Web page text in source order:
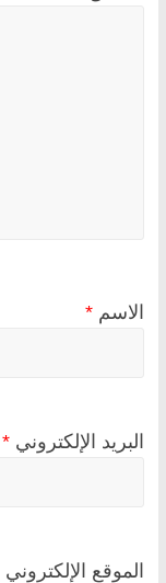
الاسم *
البريد الإلكتروني *
الموقع الإلكتروني